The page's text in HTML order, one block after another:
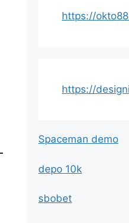
https://
https://
Spaceman demo
depo 10k
sbobet